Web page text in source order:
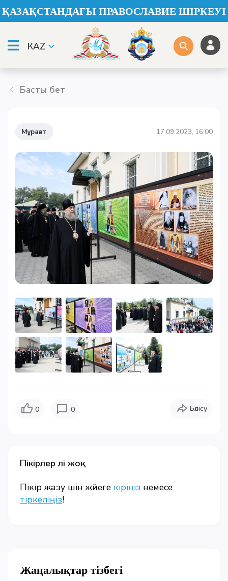
ҚАЗАҚСТАНДАҒЫ ПРАВОСЛАВИЕ ШІРКЕУІ
КАZ
Басты бет
Мұрағат 17.09.2023, 16:00
0 0 Бөлісу
Пікірлер әлі жоқ
Пікір жазу үшін жүйеге кіріңіз немесе
тіркеліңіз!
Жаңалықтар тізбегі